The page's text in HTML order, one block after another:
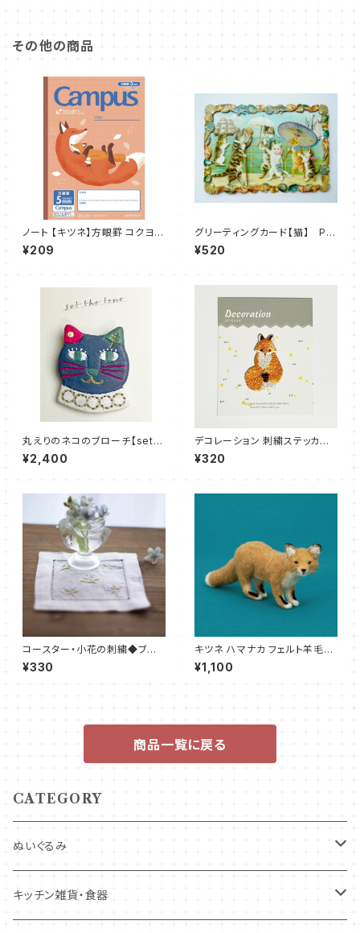
その他の商品
ノート 【キツネ】方眼罫 コクヨ
キャンパス
¥209
グリーティングカード【猫】 PU
NCH STUDIO
¥520
丸えりのネコのブローチ【set t
he tone】
¥2,400
デコレーション 刺繍ステッカー
キツネ かしこまりポーズ
¥320
コースター・小花の刺繍◆ブル
ー/ピンク 2色
¥330
キツネ ハマナカ フェルト羊毛キ
ット さくだゆうこ
¥1,100
商品一覧に戻る
CATEGORY
ぬいぐるみ
キツネ
キッチン雑貨・食器